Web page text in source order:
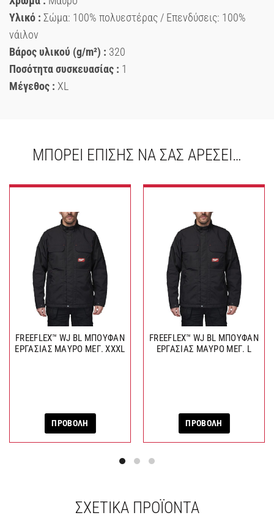
Υλικό : Σώμα: 100% πολυεστέρας / Επενδύσεις: 100%
νάιλον
Βάρος υλικού (g/m²) : 320
Ποσότητα συσκευασίας : 1
Μέγεθος : XL
ΜΠΟΡΕΊ ΕΠΊΣΗΣ ΝΑ ΣΑΣ ΑΡΈΣΕΙ…
FREEFLEX™ WJ BL ΜΠΟΥΦAΝ
ΕΡΓΑΣΙΑΣ ΜΑYΡΟ ΜΕΓ. XXXL
ΠΡΟΒΟΛΗ
FREEFLEX™ WJ BL ΜΠΟΥΦAΝ
ΕΡΓΑΣΙΑΣ ΜΑYΡΟ ΜΕΓ. L
ΠΡΟΒΟΛΗ
ΣΧΕΤΙΚΆ ΠΡΟΪΌΝΤΑ